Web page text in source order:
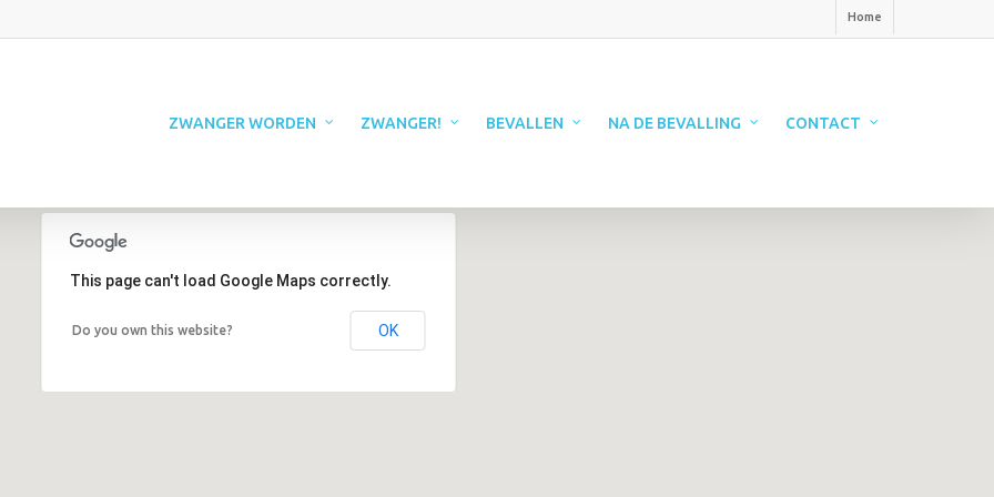
Home
ZWANGER WORDEN ZWANGER! BEVALLEN NA DE BEVALLING CONTACT
This page can't load Google Maps correctly.
Do you own this website? OK